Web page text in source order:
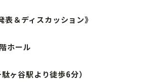
＆ディスカッション》
ホール
ヶ谷駅より徒歩6分）